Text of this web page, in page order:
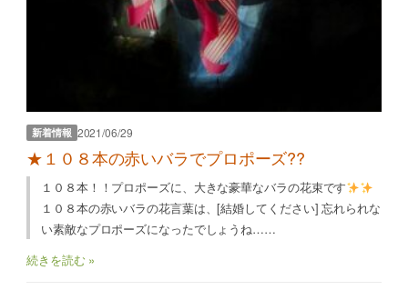
新着情報 2021/06/29
★１０８本の赤いバラでプロポーズ??
１０８本！！プロポーズに、大きな豪華なバラの花束です
１０８本の赤いバラの花言葉は、[結婚してください] 忘れられな
い素敵なプロポーズになったでしょうね……
続きを読む »